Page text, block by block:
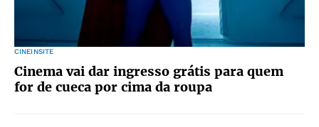
CINEINSITE
Cinema vai dar ingresso grátis para quem
for de cueca por cima da roupa